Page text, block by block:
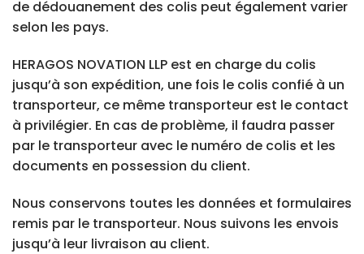
de dédouanement des colis peut également varier
selon les pays.
HERAGOS NOVATION LLP est en charge du colis
jusqu’à son expédition, une fois le colis confié à un
transporteur, ce même transporteur est le contact
à privilégier. En cas de problème, il faudra passer
par le transporteur avec le numéro de colis et les
documents en possession du client.
Nous conservons toutes les données et formulaires
remis par le transporteur. Nous suivons les envois
jusqu’à leur livraison au client.